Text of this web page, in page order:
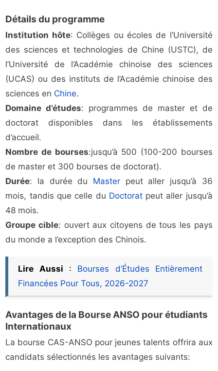
Détails du programme
Institution hôte: Collèges ou écoles de l’Université
des sciences et technologies de Chine (USTC), de
l’Université de l’Académie chinoise des sciences
(UCAS) ou des instituts de l’Académie chinoise des
sciences en Chine.
Domaine d’études: programmes de master et de
doctorat disponibles dans les établissements
d’accueil.
Nombre de bourses:jusqu’à 500 (100-200 bourses
de master et 300 bourses de doctorat).
Durée: la durée du Master peut aller jusqu’à 36
mois, tandis que celle du Doctoratpeut aller jusqu’à
48 mois.
Groupe cible: ouvert aux citoyens de tous les pays
du monde a l’exception des Chinois.
Lire Aussi : Bourses d’Études Entièrement
Financées Pour Tous, 2026-2027
Avantages de la Bourse ANSO pour étudiants
Internationaux
La bourse CAS-ANSO pour jeunes talents offrira aux
candidats sélectionnés les avantages suivants: